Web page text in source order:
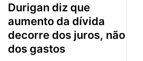
durigan diz que
aumento da dívida
decorre dos juros, não
dos gastos